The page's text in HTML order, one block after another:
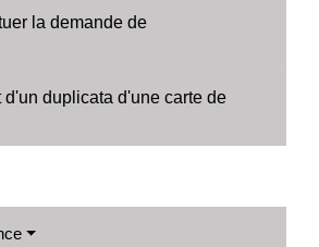
la demande de
d'un duplicata d'une carte de